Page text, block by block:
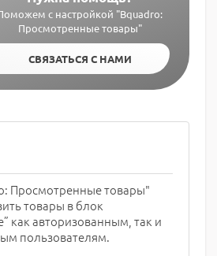
с настройкой "Bquadro:
Просмотренные товары"
СВЯЗАТЬСЯ С НАМИ
Просмотренные товары"
товары в блок
как авторизованным, так и
пользователям.